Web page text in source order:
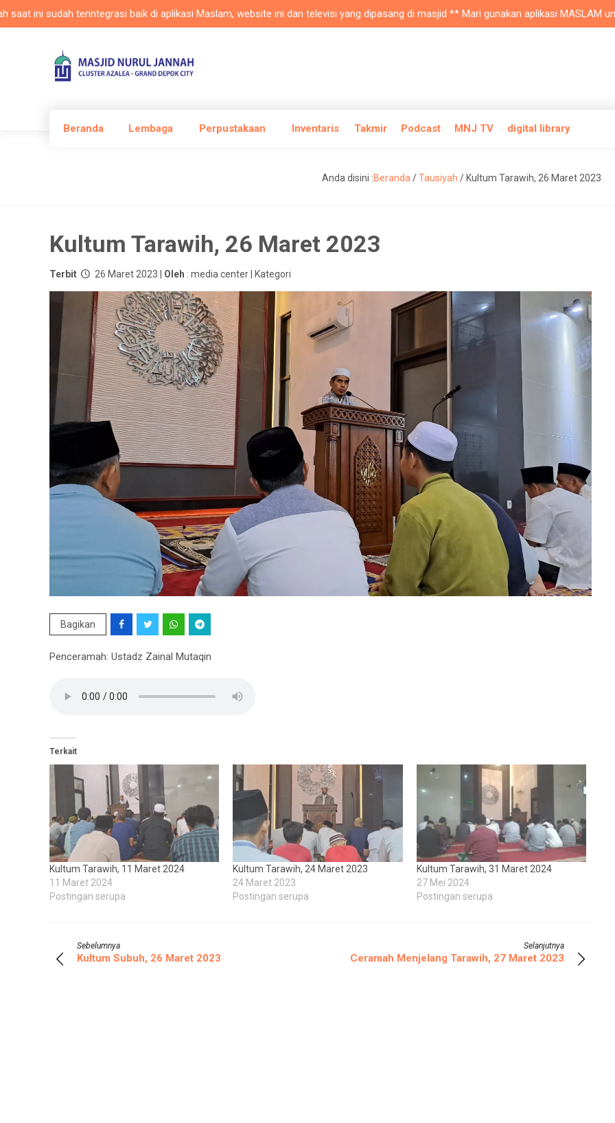
sudah terintegrasi baik di aplikasi Maslam, website ini dan televisi yang dipasang di masjid ** Mari gunakan aplikasi MASLAM untuk
Beranda Lembaga Perpustakaan Inventaris Takmir Podcast MNJ TV digital library
Anda disini :Beranda /Tausiyah / Kultum Tarawih, 26 Maret 2023
Kultum Tarawih, 26 Maret 2023
Terbit 26 Maret 2023 | Oleh : media center | Kategori
Bagikan
Penceramah: Ustadz Zainal Mutaqin
Terkait
Kultum Tarawih, 11 Maret 2024
11 Maret 2024
Postingan serupa
Kultum Tarawih, 24 Maret 2023
24 Maret 2023
Postingan serupa
Kultum Tarawih, 31 Maret 2024
27 Mei 2024
Postingan serupa
Sebelumnya
Kultum Subuh, 26 Maret 2023
Selanjutnya
Ceramah Menjelang Tarawih, 27 Maret 2023